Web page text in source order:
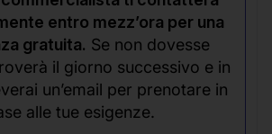
entro mezz’ora per una
gratuita. Se non dovesse
il giorno successivo e in
un’email per prenotare in
alle tue esigenze.